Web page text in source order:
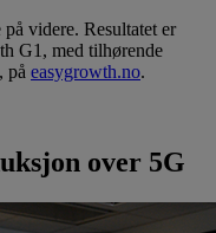
videre. Resultatet er
G1, med tilhørende
på easygrowth.no.
over 5G